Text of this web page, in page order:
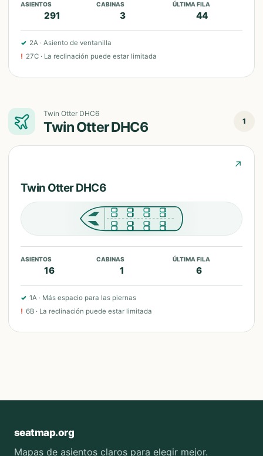
ASIENTOS
291
CABINAS
3
ÚLTIMA FILA
44
✓ 2A · Asiento de ventanilla
! 27C · La reclinación puede estar limitada
Twin Otter DHC6
Twin Otter DHC6 1
↗
Twin Otter DHC6
ASIENTOS
16
CABINAS
1
ÚLTIMA FILA
6
✓ 1A · Más espacio para las piernas
! 6B · La reclinación puede estar limitada
seatmap.org
Mapas de asientos claros para elegir mejor.